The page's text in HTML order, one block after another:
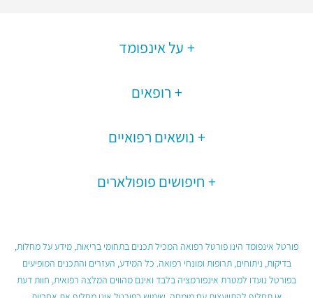
על אינפומד
רופאים
נושאים רפואיים
חיפושים פופולארים
פורטל אינפומד הינו פורטל רפואה המכיל תכנים בתחומי בריאות, מידע על מחלות,
בדיקות, ניתוחים, תרופות ומונחי רפואה. כל המידע, העזרים והתכנים המופיעים
בפורטל נועדו למטרת אינפורמציה בלבד ואינם מהווים המלצה רפואית, חוות דעת